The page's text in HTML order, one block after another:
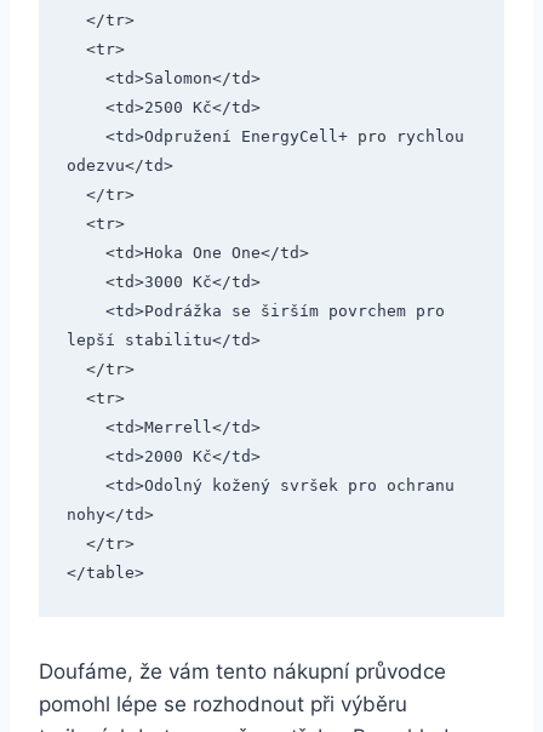
odezvu</td>
lepší stabilitu</td>
nohy</td>
</table>
Doufáme, že vám tento nákupní​ průvodce
pomohl lépe se rozhodnout ⁤při výběru